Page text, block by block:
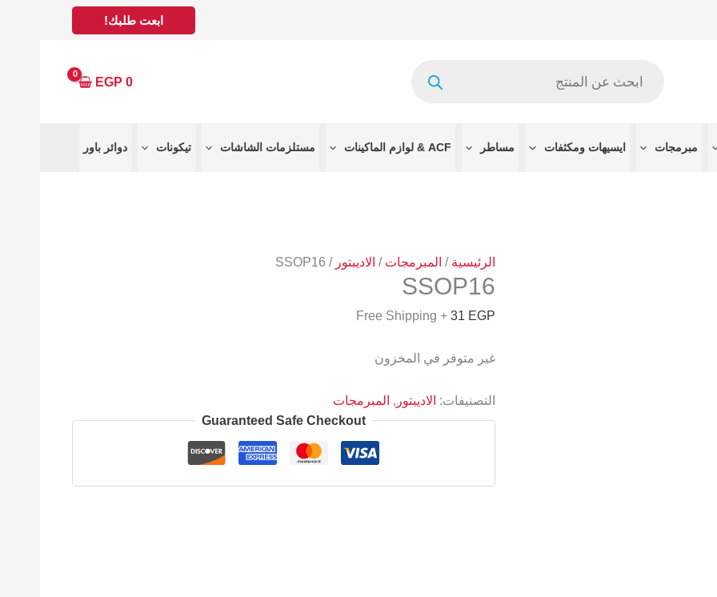
ابعت طلبك!
0
EGP
مبرمجات ايسيهات ومكثفات مساطر ACF & لوازم الماكينات مستلزمات الشاشات تيكونات دوائر باور
الرئيسية / المبرمجات / الاديبتور / SSOP16
SSOP16
31 EGP
+ Free Shipping
غير متوفر في المخزون
التصنيفات: الاديبتور , المبرمجات
Guaranteed Safe Checkout